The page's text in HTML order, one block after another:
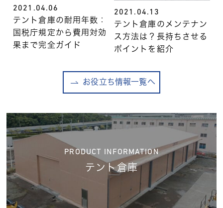
2021.04.06
テント倉庫の耐用年数：
国税庁規定から費用対効
果まで完全ガイド
2021.04.13
テント倉庫のメンテナン
ス方法は？長持ちさせる
ポイントを紹介
お役立ち情報一覧へ
PRODUCT INFORMATION
テント倉庫